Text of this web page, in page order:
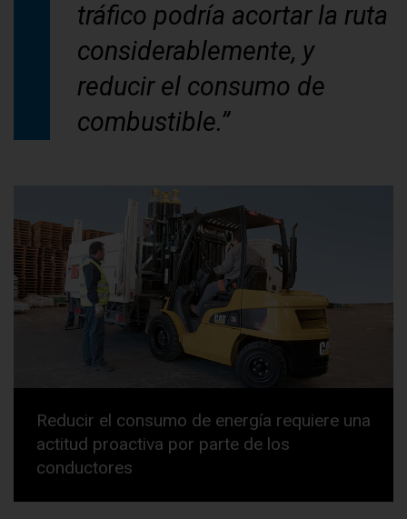
tráfico podría acortar la ruta
considerablemente, y
reducir el consumo de
combustible.”
Reducir el consumo de energía requiere una
actitud proactiva por parte de los
conductores